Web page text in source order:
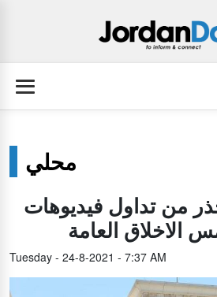
محلي
من تداول فيديوهات
الاخلاق العامة
Tuesday - 24-8-2021 - 7:37 AM